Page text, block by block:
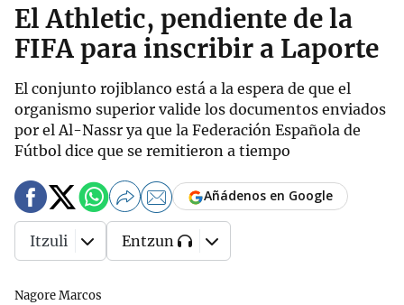
El Athletic, pendiente de la
FIFA para inscribir a Laporte
El conjunto rojiblanco está a la espera de que el
organismo superior valide los documentos enviados
por el Al-Nassr ya que la Federación Española de
Fútbol dice que se remitieron a tiempo
Nagore Marcos
Añádenos en Google
Itzuli Entzun